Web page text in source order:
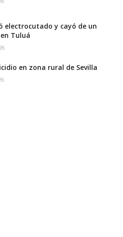
electrocutado y cayó de un
Tuluá
en zona rural de Sevilla